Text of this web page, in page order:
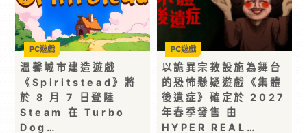
溫馨城市建造遊戲
《Spiritstead》將
於 8 月 7 日登陸
Steam 在 Turbo
Dog…
PC遊戲
以詭異宗教設施為舞台
的恐怖懸疑遊戲《集體
後遺症》確定於 2027
年春季發售 由
HYPER REAL…
PC遊戲